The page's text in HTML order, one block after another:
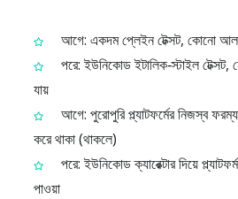
আগে: একদম প্লেইন টেক্সট, কোনো
পরে: ইউনিকোড ইটালিক‑স্টাইল টেক্সট,
যায়
আগে: পুরোপুরি প্ল্যাটফর্মের নিজস্ব
করে থাকা (থাকলে)
পরে: ইউনিকোড ক্যারেক্টার দিয়ে
পাওয়া